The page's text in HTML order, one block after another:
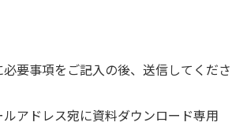
要事項をご記入の後、送信してくださ
アドレス宛に資料ダウンロード専用